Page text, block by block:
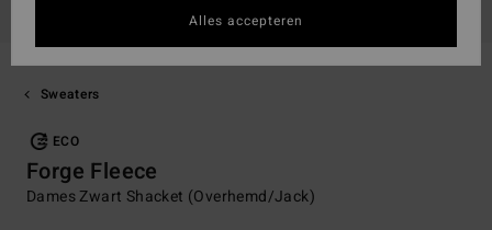
Sweaters
ECO
Forge Fleece
Dames Zwart Shacket (Overhemd/Jack)
Alles accepteren